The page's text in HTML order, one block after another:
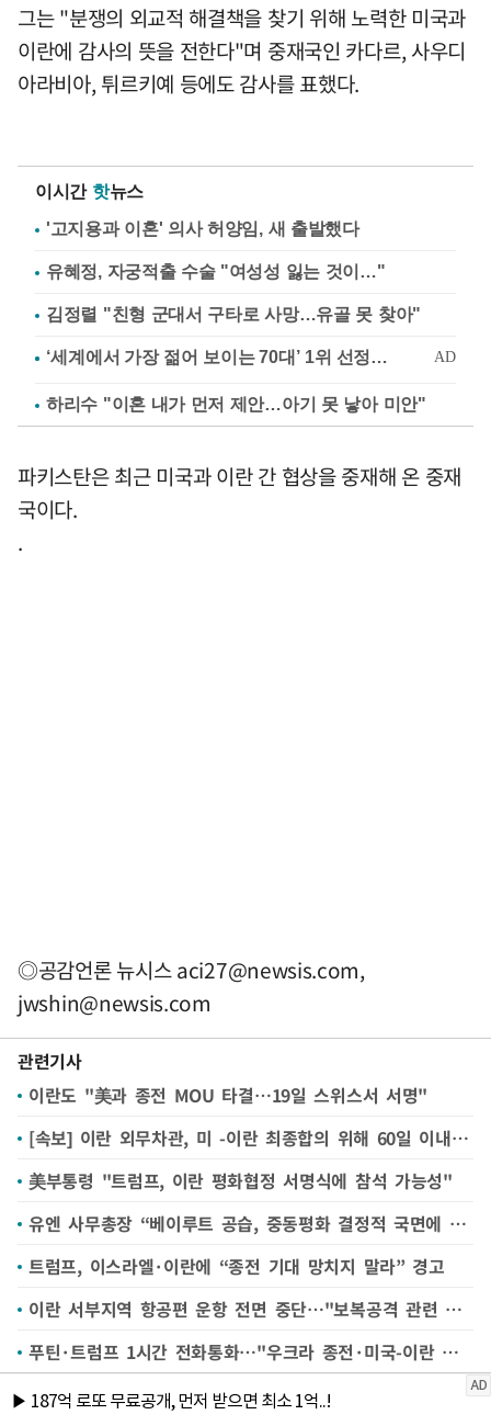
그는 "분쟁의 외교적 해결책을 찾기 위해 노력한 미국과
이란에 감사의 뜻을 전한다"며 중재국인 카다르, 사우디
아라비아, 튀르키예 등에도 감사를 표했다.
이시간 핫뉴스
'고지용과 이혼' 의사 허양임, 새 출발했다
유혜정, 자궁적출 수술 "여성성 잃는 것이…"
김정렬 "친형 군대서 구타로 사망…유골 못 찾아"
하리수 "이혼 내가 먼저 제안…아기 못 낳아 미안"
파키스탄은 최근 미국과 이란 간 협상을 중재해 온 중재
국이다.
.
◎공감언론 뉴시스aci27@newsis.com,
jwshin@newsis.com
관련기사
이란도 "美과 종전 MOU 타결…19일 스위스서 서명"
[속보] 이란 외무차관, 미 -이란 최종합의 위해 60일 이내 협의
美부통령 "트럼프, 이란 평화협정 서명식에 참석 가능성"
유엔 사무총장 “베이루트 공습, 중동평화 결정적 국면에 감행” 비판
트럼프, 이스라엘·이란에 “종전 기대 망치지 말라” 경고
이란 서부지역 항공편 운항 전면 중단…"보복공격 관련 가능성"
푸틴·트럼프 1시간 전화통화…"우크라 종전·미국-이란 합의 임박" 논의